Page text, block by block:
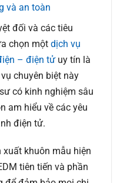
và an toàn
đối và các tiêu
chọn một dịch vụ
– điện tử uy tín là
chuyên biệt này
có kinh nghiệm sâu
am hiểu về các yêu
điện tử.
xuất khuôn mẫu hiện
tiên tiến và phần